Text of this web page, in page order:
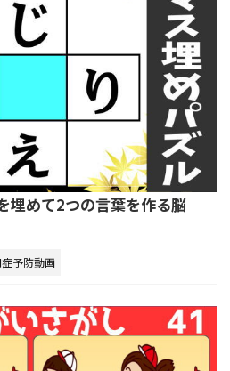
埋めて2つの言葉を作る脳
予防動画